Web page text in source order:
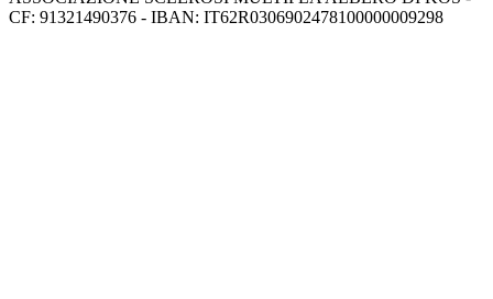
CF: 91321490376 - IBAN: IT62R0306902478100000009298